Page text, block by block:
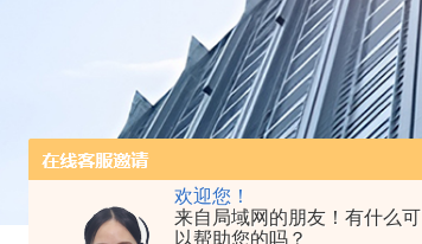
欢迎您！
来自局域网的朋友！有什么可
以帮助您的吗？